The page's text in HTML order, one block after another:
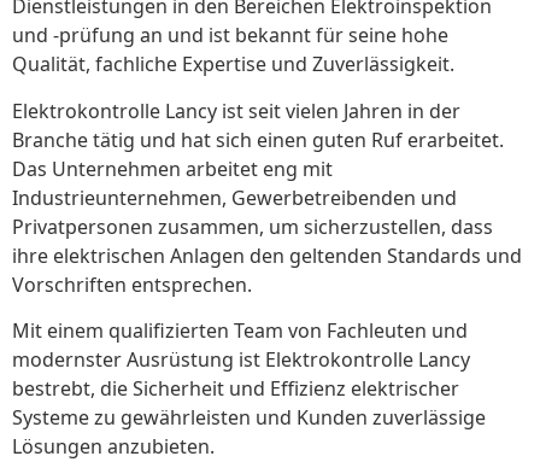
Dienstleistungen in den Bereichen Elektroinspektion
und -prüfung an und ist bekannt für seine hohe
Qualität, fachliche Expertise und Zuverlässigkeit.
Elektrokontrolle Lancy ist seit vielen Jahren in der
Branche tätig und hat sich einen guten Ruf erarbeitet.
Das Unternehmen arbeitet eng mit
Industrieunternehmen, Gewerbetreibenden und
Privatpersonen zusammen, um sicherzustellen, dass
ihre elektrischen Anlagen den geltenden Standards und
Vorschriften entsprechen.
Mit einem qualifizierten Team von Fachleuten und
modernster Ausrüstung ist Elektrokontrolle Lancy
bestrebt, die Sicherheit und Effizienz elektrischer
Systeme zu gewährleisten und Kunden zuverlässige
Lösungen anzubieten.